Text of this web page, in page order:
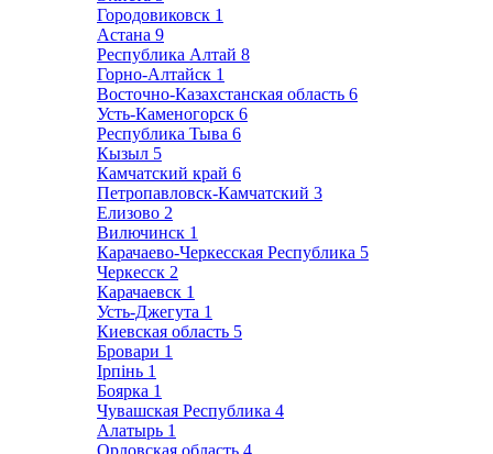
Городовиковск 1
Астана 9
Республика Алтай 8
Горно-Алтайск 1
Восточно-Казахстанская область 6
Усть-Каменогорск 6
Республика Тыва 6
Кызыл 5
Камчатский край 6
Петропавловск-Камчатский 3
Елизово 2
Вилючинск 1
Карачаево-Черкесская Республика 5
Черкесск 2
Карачаевск 1
Усть-Джегута 1
Киевская область 5
Бровари 1
Ірпінь 1
Боярка 1
Чувашская Республика 4
Алатырь 1
Орловская область 4